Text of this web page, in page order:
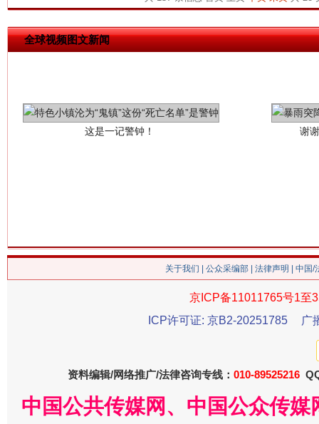
全球视频图文新闻
今
关于我们 公众采编部 法律声明 | 中国
京ICP备11011765号1至
ICP许可证: 京B2-20251785
广
资料编辑/网络推广/法律咨询专线： 010-89525216
中国公共传媒网、中国公众传